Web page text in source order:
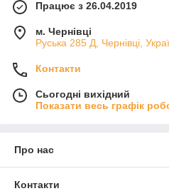
Працює з 26.04.2019
м. Чернівці
Руська 285 Д, Чернівці,
Контакти
Сьогодні вихідний
Показати весь графік
Про нас
Контакти